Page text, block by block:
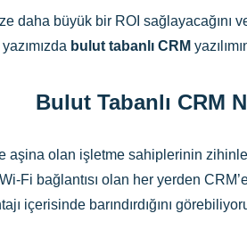
daha büyük bir ROI sağlayacağını
bulut tabanlı CRM
Bulut Tabanlı CRM
aşina olan işletme sahiplerinin
Wi-Fi bağlantısı olan her yerden
içerisinde barındırdığını